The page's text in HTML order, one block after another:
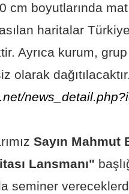
cm boyutlarında
haritalar
Ayrıca kurum,
olarak
Sayın Mahmut
Lansmanı"
seminer